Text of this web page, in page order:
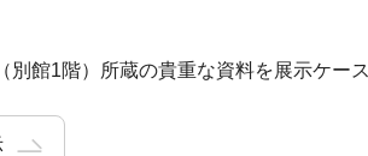
館1階）所蔵の貴重な資料を展示ケー